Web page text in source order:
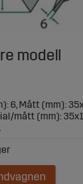
modell
6, Mått (mm):
mått (mm):